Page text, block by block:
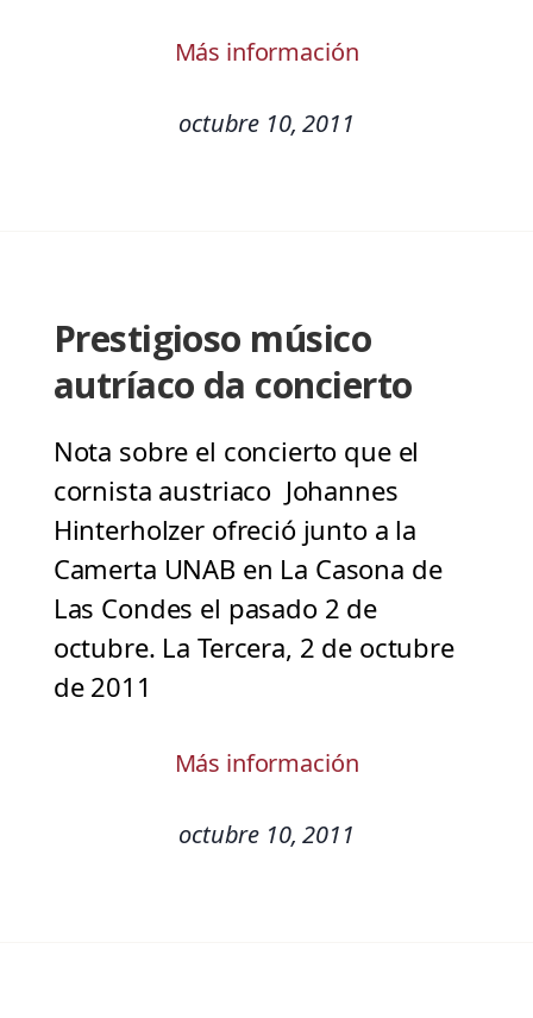
Más información
octubre 10, 2011
Prestigioso músico
autríaco da concierto
Nota sobre el concierto que el
cornista austriaco Johannes
Hinterholzer ofreció junto a la
Camerta UNAB en La Casona de
Las Condes el pasado 2 de
octubre. La Tercera, 2 de octubre
de 2011
Más información
octubre 10, 2011